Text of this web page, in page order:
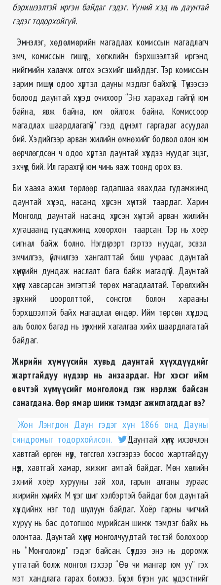
бэрхшээлтэй иргэн байдаг гэдэг. Үүний хэд нь даунтай
гэдэг тодорхойгүй.
Эмнэлэг, хөдөлмөрийн магадлах комиссын магадлагч
эмч, комиссын гишүүд, хөгжлийн бэрхшээлтэй иргэнд
нийгмийн халамж олгох эсэхийг шийддэг. Тэр комиссын
зарим гишүүн одоо хүртэл дауны мэдлэг байхгүй. Түүнээсээ
болоод даунтай хүүхэд очихоор “Энэ харахад гайгүй юм
байна, явж байна, юм ойлгож байна. Комиссоор
магадлах шаардлагагүй” гээд дүгнэлт гаргадаг асуудал
бий. Хэдийгээр арван жилийн өмнөхийг бодвол олон юм
өөрчлөгдсөн ч одоо хүртэл даунтай хүүхдээ нуудаг эцэг,
эхчүүд бий. Ил гарахгүй юм чинь яаж тоонд орох вэ.
Би хааяа ажил төрлөөр гадагшаа явахдаа гудамжинд
даунтай хүүхэд, насанд хүрсэн хүнтэй таардаг. Харин
Монголд даунтай насанд хүрсэн хүнтэй арван жилийн
хугацаанд гудамжинд ховорхон таарсан. Тэр нь хоёр
сигнал байж болно. Нэгдүгээрт гэртээ нуудаг, эсвэл
эмчилгээ, үйлчилгээ хангалттай биш учраас даунтай
хүмүүсийн дундаж наслалт бага байж магадгүй. Даунтай
хүмүүс хавсарсан эмгэгтэй төрөх магадлалтай. Төрөлхийн
зүрхний цооролттой, сонсгол болон харааны
бэрхшээлтэй байх магадлал өндөр. Ийм төрсөн хүүхдэд
аль болох багад нь зүрхний хагалгаа хийх шаардлагатай
байдаг.
Жирийн хүмүүсийн хувьд даунтай хүүхдүүдийг
жартгайдуу нүдээр нь анзаардаг. Нэг хэсэг ийм
өвчтэй хүмүүсийг монголоид гэж нэрлэж байсан
санагдана. Өөр ямар шинж тэмдэг ажиглагддаг вэ?
Жон Лэнгдон Даун гэдэг хүн 1866 онд Дауны
синдромыг тодорхойлсон.
Даунтай хүмүүс ихэвчлэн
хавтгай өргөн нүүр, төгсгөл хэсгээрээ босоо жартгайдуу
нүд, хавтгай хамар, жижиг амтай байдаг. Мөн хөлийн
эхний хоёр хурууны зай хол, гарын алганы зураас
жирийн хүнийх М үсэг шиг хэлбэртэй байдаг бол даунтай
хүүхдийнх нэг тод шулуун байдаг. Хоёр гарны чигчий
хуруу нь бас дотогшоо мурийсан шинж тэмдэг байх нь
олонтаа. Даунтай хүмүүс монголчуудтай төстэй болохоор
нь “Монголоид” гэдэг байсан. Сүүлдээ энэ нь доромж
утгатай болж монгол гэхээр “Өө чи мангар юм уу” гэх
мэт хандлага гарах болжээ. Бүхэл бүтэн улс үндэстнийг